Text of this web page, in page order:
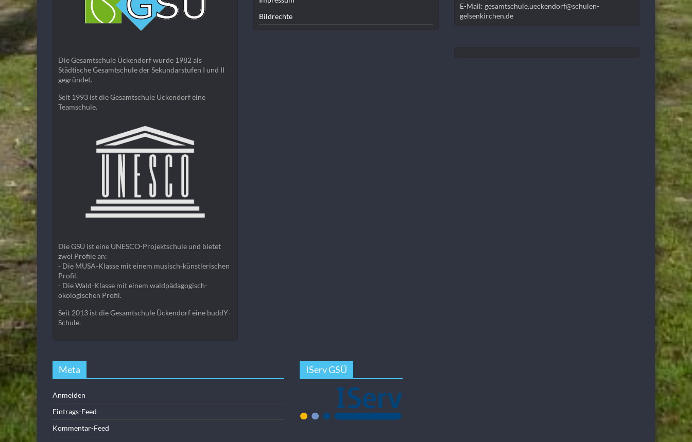
Die Gesamtschule Ückendorf wurde 1982 als
Städtische Gesamtschule der Sekundarstufen I und II
gegründet.
Seit 1993 ist die Gesamtschule Ückendorf eine
Teamschule.
Die GSÜ ist eine UNESCO-Projektschule und bietet
zwei Profile an:
- Die MUSA-Klasse mit einem musisch-künstlerischen
Profil.
- Die Wald-Klasse mit einem waldpädagogisch-
ökologischen Profil.
Seit 2013 ist die Gesamtschule Ückendorf eine buddY-
Schule.
Bildrechte
E-Mail: gesamtschule.ueckendorf@schulen-
gelsenkirchen.de
Meta
Anmelden
Eintrags-Feed
Kommentar-Feed
IServ GSÜ